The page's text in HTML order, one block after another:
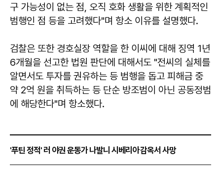
구 가능성이 없는 점, 오직 호화 생활을 위한 계획적인
범행인 점 등을 고려했다"며 항소 이유를 설명했다.
검찰은 또한 경호실장 역할을 한 이씨에 대해 징역 1년
6개월을 선고한 법원 판단에 대해서도 "전씨의 실체를
알면서도 투자를 권유하는 등 범행을 돕고 피해금 중
약 2억 원을 취득하는 등 단순 방조범이 아닌 공동정범
에 해당한다"며 항소했다.
'푸틴 정적' 러 야권 운동가 나발니 시베리아 감옥서 사망